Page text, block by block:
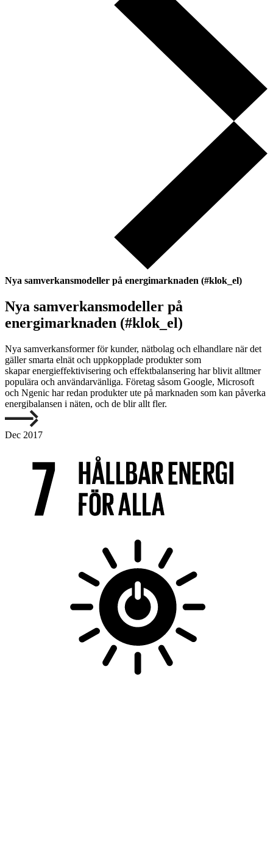
Nya samverkansmodeller på energimarknaden (#klok_el)
Nya samverkansmodeller på
energimarknaden (#klok_el)
Nya samverkansformer för kunder, nätbolag och elhandlare när det
gäller smarta elnät och uppkopplade produkter som
skapar energieffektivisering och effektbalansering har blivit alltmer
populära och användarvänliga. Företag såsom Google, Microsoft
och Ngenic har redan produkter ute på marknaden som kan påverka
energibalansen i näten, och de blir allt fler.
Dec 2017